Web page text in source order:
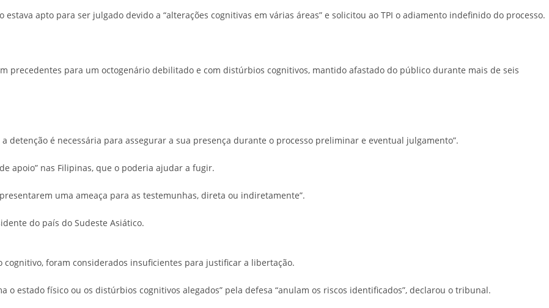
apto para ser julgado devido a “alterações cognitivas em várias áreas” e solicitou ao TPI o adiamento indefinido do processo.
precedentes para um octogenário debilitado e com distúrbios cognitivos, mantido afastado do público durante mais de seis
detenção é necessária para assegurar a sua presença durante o processo preliminar e eventual julgamento”.
apoio” nas Filipinas, que o poderia ajudar a fugir.
uma ameaça para as testemunhas, direta ou indiretamente”.
do país do Sudeste Asiático.
foram considerados insuficientes para justificar a libertação.
o estado físico ou os distúrbios cognitivos alegados” pela defesa “anulam os riscos identificados”, declarou o tribunal.